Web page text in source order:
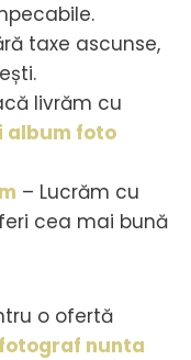
taxe ascunse,
livrăm cu
album foto
– Lucrăm cu
cea mai bună
o ofertă
fotograf nunta